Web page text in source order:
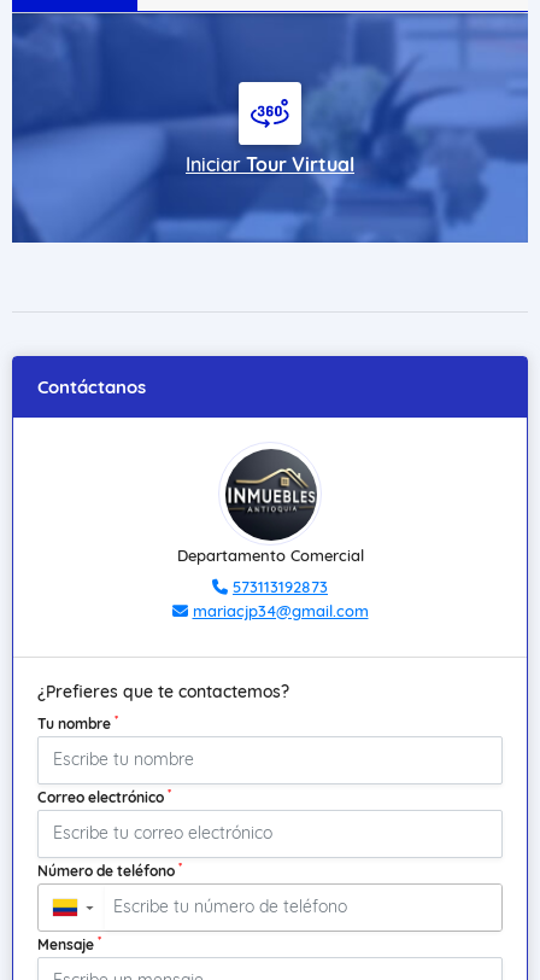
Iniciar Tour Virtual
Contáctanos
Departamento Comercial
573113192873
mariacjp34@gmail.com
¿Prefieres que te contactemos?
Tu nombre *
Correo electrónico *
Número de teléfono *
▼
Mensaje *